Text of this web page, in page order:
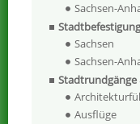
Sachsen-
Sachsen
Sachsen-
Ausflüge